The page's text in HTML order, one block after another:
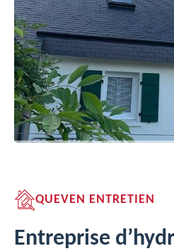
QUEVEN ENTRETIEN
Entreprise